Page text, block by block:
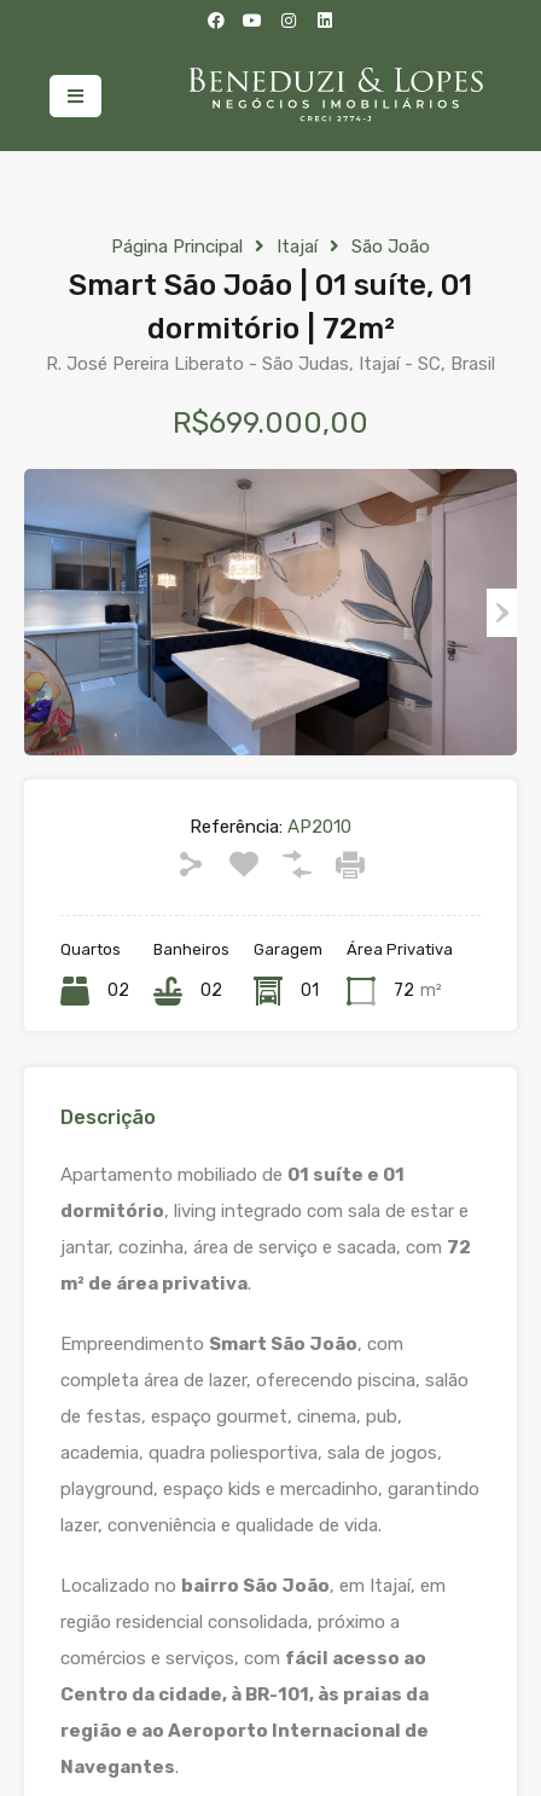
Página Principal Itajaí São João
Smart São João | 01 suíte, 01
dormitório | 72m²
R. José Pereira Liberato - São Judas, Itajaí - SC, Brasil
R$699.000,00
Referência: AP2010
Quartos
02
Banheiros
02
Garagem
01
Área Privativa
72 m²
Descrição
Apartamento mobiliado de 01 suíte e 01
dormitório, living integrado com sala de estar e
jantar, cozinha, área de serviço e sacada, com 72
m² de área privativa.
Empreendimento Smart São João, com
completa área de lazer, oferecendo piscina, salão
de festas, espaço gourmet, cinema, pub,
academia, quadra poliesportiva, sala de jogos,
playground, espaço kids e mercadinho, garantindo
lazer, conveniência e qualidade de vida.
Localizado no bairro São João, em Itajaí, em
região residencial consolidada, próximo a
comércios e serviços, com fácil acesso ao
Centro da cidade, à BR-101, às praias da
região e ao Aeroporto Internacional de
Navegantes.